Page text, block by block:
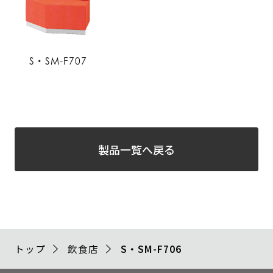
S・SM-F707
製品一覧へ戻る
トップ 飲食店 S・SM-F706